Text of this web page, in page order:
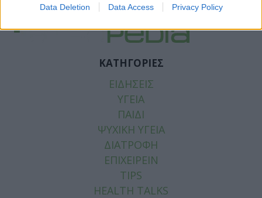
Data Deletion Data Access Privacy Policy
ΚΑΤΗΓΟΡΙΕΣ
ΕΙΔΗΣΕΙΣ
ΥΓΕΙΑ
ΠΑΙΔΙ
ΨΥΧΙΚΗ ΥΓΕΙΑ
ΔΙΑΤΡΟΦΗ
ΕΠΙΧΕΙΡΕΙΝ
TIPS
HEALTH TALKS